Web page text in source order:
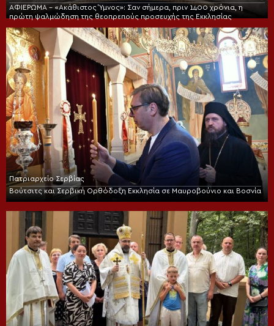
ΑΦΙΕΡΩΜΑ – «Ακάθιστος Ύμνος»: Σαν σήμερα, πριν 1400 χρόνια, η
πρώτη ψαλμώδηση της θεοπρεπούς προσευχής της Εκκλησίας
Πατριαρχείο Σερβίας
Βούτσιτς και Σερβική Ορθόδοξη Εκκλησία σε Μαυροβούνιο και Βοσνία